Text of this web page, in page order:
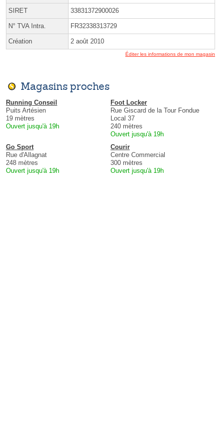
SIRET 33831372900026
N° TVA Intra. FR32338313729
Création 2 août 2010
Éditer les informations de mon magasin
Magasins proches
Running Conseil
Puits Artésien
19 mètres
Ouvert jusqu'à 19h
Foot Locker
Rue Giscard de la Tour Fondue
Local 37
240 mètres
Ouvert jusqu'à 19h
Go Sport
Rue d'Allagnat
248 mètres
Ouvert jusqu'à 19h
Courir
Centre Commercial
300 mètres
Ouvert jusqu'à 19h